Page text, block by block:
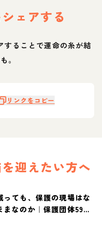
ェアする
することで運命の糸が結
。
リンクをコピー
迎えたい方へ
っても、保護の現場はな
まなのか｜保護団体59団
査【保護犬・保護猫白書